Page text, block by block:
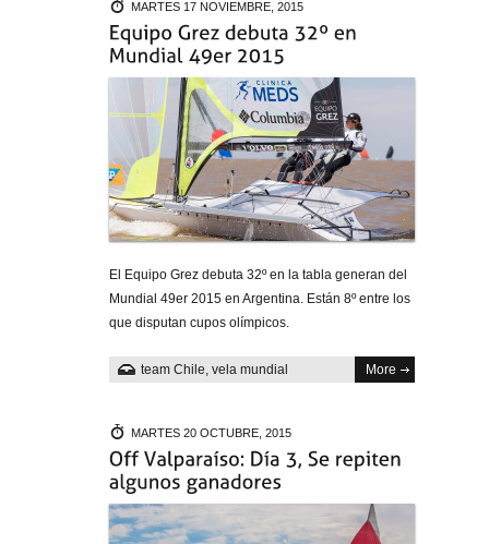
MARTES 17 NOVIEMBRE, 2015
El Equipo Grez debuta 32º en la tabla generan del
Mundial 49er 2015 en Argentina. Están 8º entre los
que disputan cupos olímpicos.
team Chile, vela mundial More
MARTES 20 OCTUBRE, 2015